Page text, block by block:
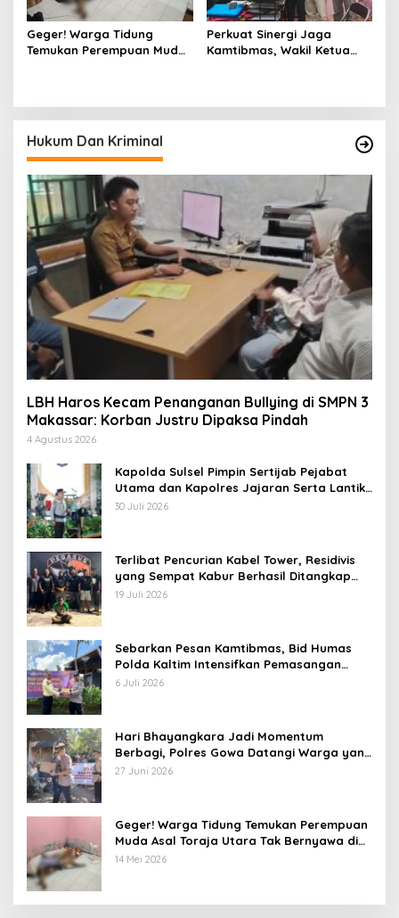
Geger! Warga Tidung
Temukan Perempuan Muda
Perkuat Sinergi Jaga
Kamtibmas, Wakil Ketua
Hukum Dan Kriminal
LBH Haros Kecam Penanganan Bullying di SMPN 3
Makassar: Korban Justru Dipaksa Pindah
4 Agustus 2026
Kapolda Sulsel Pimpin Sertijab Pejabat
Utama dan Kapolres Jajaran Serta Lantik
Karolog dan Kapolresta Gowa
30 Juli 2026
Terlibat Pencurian Kabel Tower, Residivis
yang Sempat Kabur Berhasil Ditangkap
Tim Gabungan di Jeneponto
19 Juli 2026
Sebarkan Pesan Kamtibmas, Bid Humas
Polda Kaltim Intensifkan Pemasangan
Spanduk serta Pembagian Stiker
6 Juli 2026
Hari Bhayangkara Jadi Momentum
Berbagi, Polres Gowa Datangi Warga yang
Membutuhkan
27 Juni 2026
Geger! Warga Tidung Temukan Perempuan
Muda Asal Toraja Utara Tak Bernyawa di
Kamar Kos
14 Mei 2026